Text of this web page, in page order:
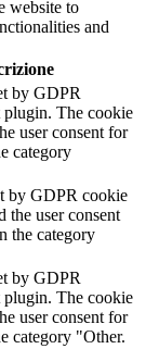
website to
and
by GDPR
plugin. The cookie
user consent for
category
by GDPR cookie
the user consent
the category
by GDPR
plugin. The cookie
user consent for
category "Other.